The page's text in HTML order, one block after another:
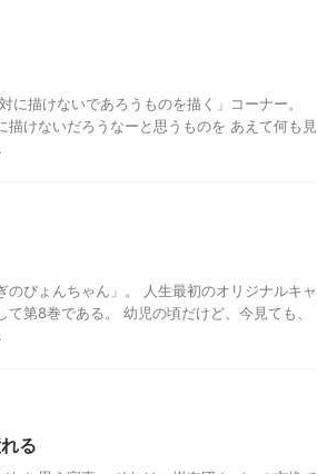
に描けないであろうものを描く」コーナー。
描けないだろうなーと思うものを あえて何も見
のぴょんちゃん」。 人生最初のオリジナルキャ
第8巻である。 幼児の頃だけど、今見ても、
る